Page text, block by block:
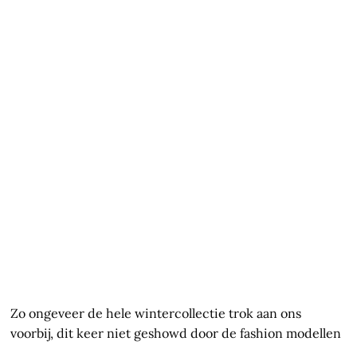
Zo ongeveer de hele wintercollectie trok aan ons
voorbij, dit keer niet geshowd door de fashion modellen